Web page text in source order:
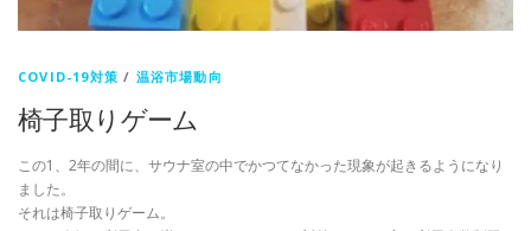
COVID-19対策 / 温浴市場動向
椅子取りゲーム
この1、2年の間に、サウナ室の中でかつてなかった現象が起きるようになり
ました。
それは椅子取りゲーム。